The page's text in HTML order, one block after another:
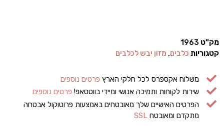
מק"ט 1963
קטגוריות כלבים, מזון יבש לכלבים
משלוח אקספרס לכל חלקי הארץ פרטים נוספים
שירות לקוחות ותמיכה אנושי ומיידי בווטסאפ! פרטים נוספים
הפרטים האישיים שלך מאובטחים באמצעות פרוטוקול אבטחה
מתקדם ומאובטחSSL